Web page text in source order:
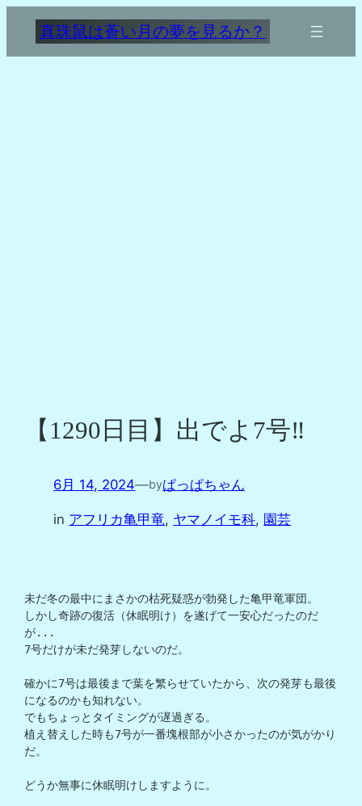
を
真珠鼠は蒼い月の夢を見るか？
【1290日目】出でよ7号‼️
6月 14, 2024—byぱっぱちゃん
in アフリカ亀甲竜, ヤマノイモ科, 園芸
未だ冬の最中にまさかの枯死疑惑が勃発した亀甲竜軍団。
しかし奇跡の復活（休眠明け）を遂げて一安心だったのだ
が...
7号だけが未だ発芽しないのだ。
確かに7号は最後まで葉を繁らせていたから、次の発芽も最後
になるのかも知れない。
でもちょっとタイミングが遅過ぎる。
植え替えした時も7号が一番塊根部が小さかったのが気がかり
だ。
どうか無事に休眠明けしますように。